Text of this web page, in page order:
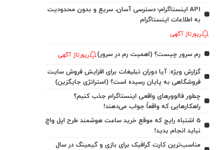
API اینستاگرام؛ دسترسی آسان، سریع و بدون محدودیت
به اطلاعات اینستاگرام
رپورتاژ آگهی
رم سرور چیست؟ (اهمیت رم در سرور) رپورتاژ آگهی
گزارش ویژه: آیا دوران تبلیغات برای افزایش فروش سایت
فروشگاهی به پایان رسیده است؟ (استراتژی جایگزین)
چطور فالوورهای واقعی اینستاگرام جذب کنیم؟
راهکارهایی که واقعاً جواب می‌دهند!
5 اشتباه رایج که موقع خرید ساعت هوشمند طرح اپل واچ
نباید انجام بدید!
مناسب‌ترین کارت گرافیک برای بازی و گیمینگ در سال